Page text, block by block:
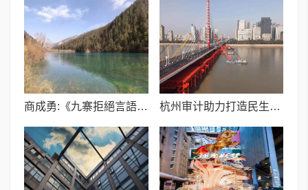
商成勇:《九寨拒絕言語形容(外二首)》 杭州审计助力打造民生交通新标杆